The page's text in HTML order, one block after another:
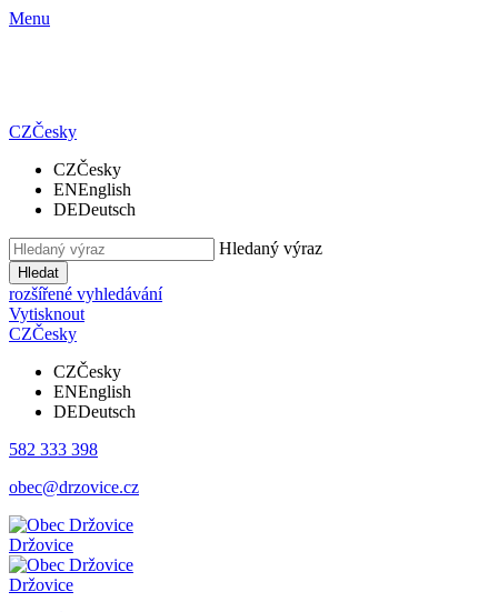
Menu
CZČesky
CZČesky
ENEnglish
DEDeutsch
Hledaný výraz
Hledat
rozšířené vyhledávání
Vytisknout
CZČesky
CZČesky
ENEnglish
DEDeutsch
582 333 398
obec@drzovice.cz
Držovice
Držovice